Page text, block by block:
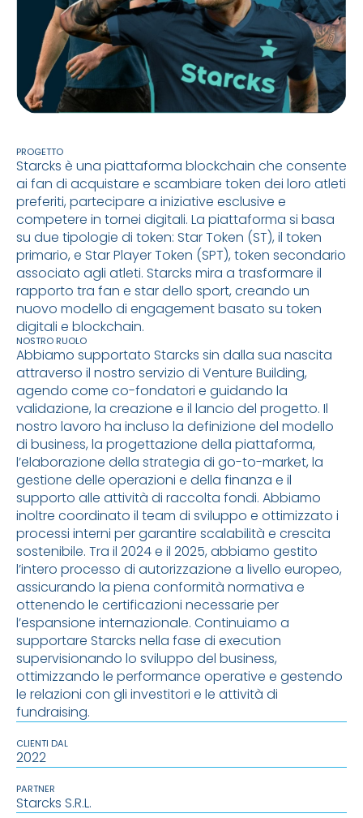
PROGETTO
Starcks è una piattaforma blockchain che consente
ai fan di acquistare e scambiare token dei loro atleti
preferiti, partecipare a iniziative esclusive e
competere in tornei digitali. La piattaforma si basa
su due tipologie di token: Star Token (ST), il token
primario, e Star Player Token (SPT), token secondario
associato agli atleti. Starcks mira a trasformare il
rapporto tra fan e star dello sport, creando un
nuovo modello di engagement basato su token
digitali e blockchain.
NOSTRO RUOLO
Abbiamo supportato Starcks sin dalla sua nascita
attraverso il nostro servizio di Venture Building,
agendo come co-fondatori e guidando la
validazione, la creazione e il lancio del progetto. Il
nostro lavoro ha incluso la definizione del modello
di business, la progettazione della piattaforma,
l’elaborazione della strategia di go-to-market, la
gestione delle operazioni e della finanza e il
supporto alle attività di raccolta fondi. Abbiamo
inoltre coordinato il team di sviluppo e ottimizzato i
processi interni per garantire scalabilità e crescita
sostenibile. Tra il 2024 e il 2025, abbiamo gestito
l’intero processo di autorizzazione a livello europeo,
assicurando la piena conformità normativa e
ottenendo le certificazioni necessarie per
l’espansione internazionale. Continuiamo a
supportare Starcks nella fase di execution
supervisionando lo sviluppo del business,
ottimizzando le performance operative e gestendo
le relazioni con gli investitori e le attività di
fundraising.
CLIENTI DAL
2022
PARTNER
Starcks S.r.l.